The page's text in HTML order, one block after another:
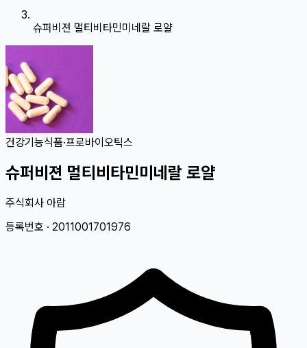
슈퍼비젼 멀티비타민미네랄 로얄
건강기능식품·프로바이오틱스
슈퍼비젼 멀티비타민미네랄 로얄
주식회사 아람
등록번호 · 2011001701976